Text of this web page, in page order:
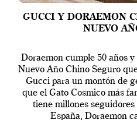
GUCCI Y DORAEMON
NUEVO
Doraemon cumple 50 años
Nuevo Año Chino Seguro
Gucci para un montón de
que el Gato Cosmico más
tiene millones
España, Doraemon